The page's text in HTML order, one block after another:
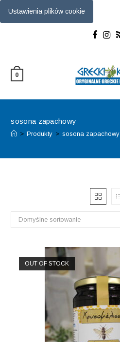
Ustawienia plików cookie
0
sosona zapachowy
> Produkty > sosona zapachowy
Domyślne sortowanie
OUT OF STOCK